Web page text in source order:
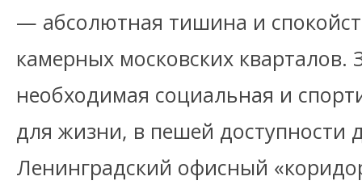
— абсолютная тишина и
камерных московских кварталов.
необходимая социальная и
для жизни, в пешей доступности
Ленинградский офисный